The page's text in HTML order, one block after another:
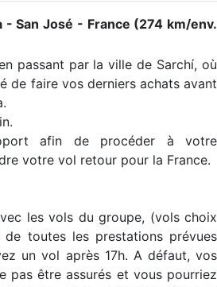
- San José - France (274 km/env.
passant par la ville de Sarchí, où
de faire vos derniers achats avant
afin de procéder à votre
votre vol retour pour la France.
les vols du groupe, (vols choix
de toutes les prestations prévues
un vol après 17h. A défaut, vos
pas être assurés et vous pourriez